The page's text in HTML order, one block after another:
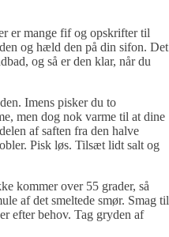
er mange fif og opskrifter til
og hæld den på din sifon. Det
og så er den klar, når du
Imens pisker du to
men dog nok varme til at dine
af saften fra den halve
Pisk løs. Tilsæt lidt salt og
kommer over 55 grader, så
af det smeltede smør. Smag til
efter behov. Tag gryden af